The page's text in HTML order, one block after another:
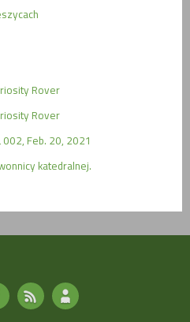
Rover
Rover
Feb. 20, 2021
katedralnej.